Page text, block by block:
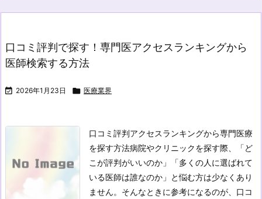
口コミ評判で探す！専門医アクセスランキングから
医師検索する方法
 2026年1月23日  医療業界
口コミ評判アクセスランキングから専門医療
を探す方法病院やクリニックを探す際、「ど
こが評判がいいのか」「多くの人に選ばれて
いる医師は誰なのか」と悩む方は少なくあり
ません。 そんなときに参考になるのが、口コ